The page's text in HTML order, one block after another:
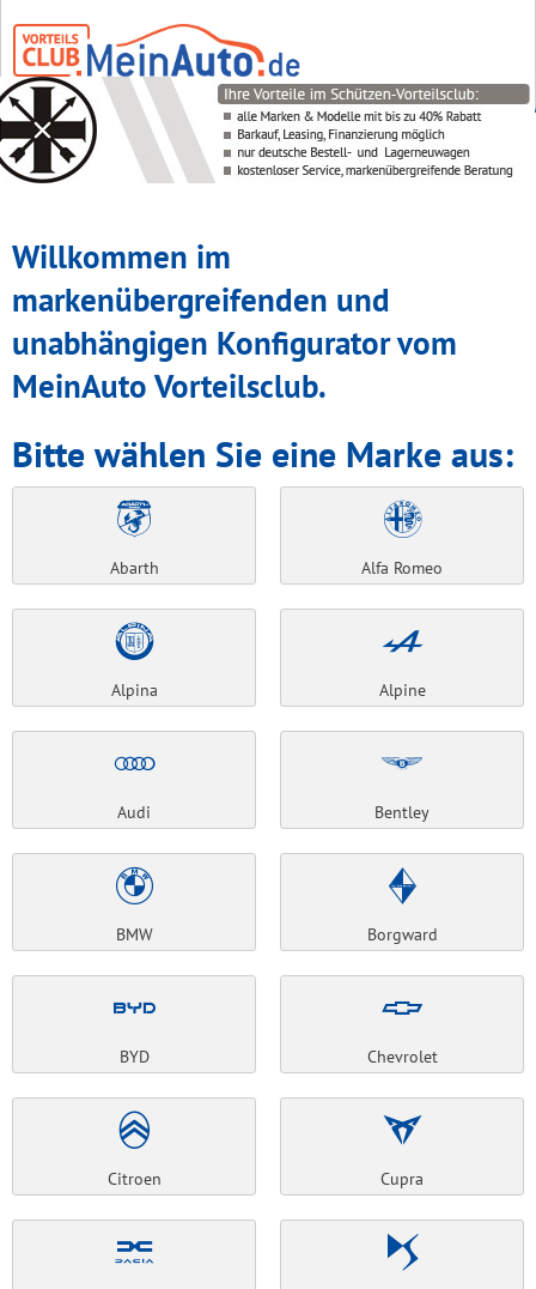
Willkommen im
markenübergreifenden und
unabhängigen Konfigurator vom
MeinAuto Vorteilsclub.
Bitte wählen Sie eine Marke aus:
Abarth Alfa Romeo
Alpina Alpine
Audi Bentley
BMW Borgward
BYD Chevrolet
Citroen Cupra